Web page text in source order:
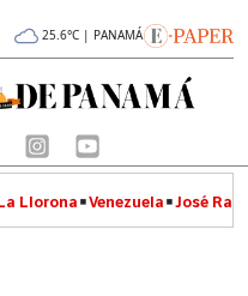
25.6°C | PANAMÁ
Llorona Venezuela José